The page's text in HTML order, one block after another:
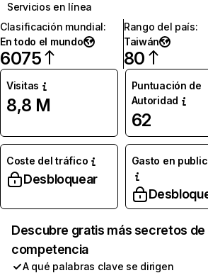
Servicios en línea
Clasificación mundial:
En todo el mundo
6075
Rango del país:
Taiwán
80
Visitas
8,8 M
Puntuación de
Autoridad
62
Coste del tráfico
Desbloquear
Gasto en
Descubre gratis más secretos de
competencia
A qué palabras clave se dirigen